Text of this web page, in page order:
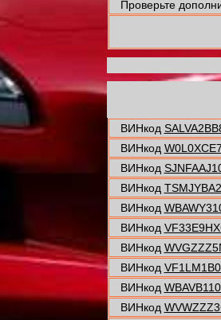
Проверьте
ВИНкод
ВИНкод
ВИНкод
ВИНкод
ВИНкод
ВИНкод
ВИНкод
ВИНкод
ВИНкод
ВИНкод